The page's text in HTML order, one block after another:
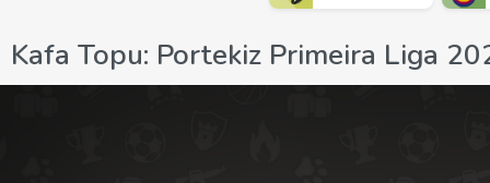
Kafa Topu: Portekiz Primeira Liga